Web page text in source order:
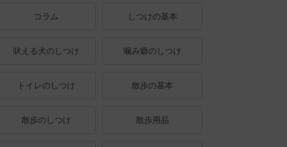
コラム しつけの基本
吠える犬のしつけ 噛み癖のしつけ
トイレのしつけ 散歩の基本
散歩のしつけ 散歩用品